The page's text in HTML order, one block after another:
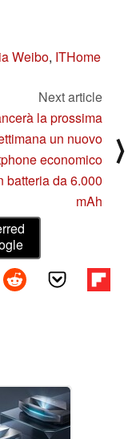
Weibo, ITHome
Next article
la prossima
un nuovo
economico
batteria da 6.000
mAh
⟩